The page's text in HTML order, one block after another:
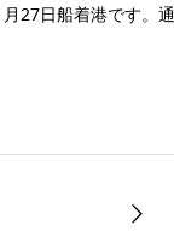
27日船着港です。通